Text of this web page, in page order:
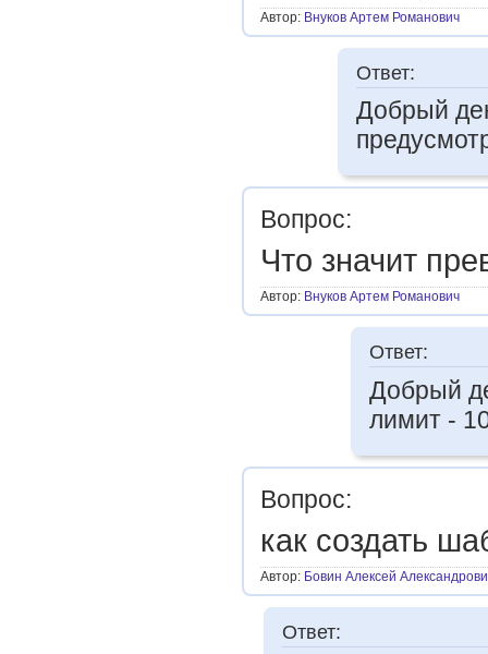
Автор: Внуков Артем Романович
Ответ:
Добрый
Вопрос:
Что значит
Автор: Внуков Артем Романович
Ответ:
Добрый
лимит -
Вопрос:
как создать
Автор: Бовин Алексей
Ответ: